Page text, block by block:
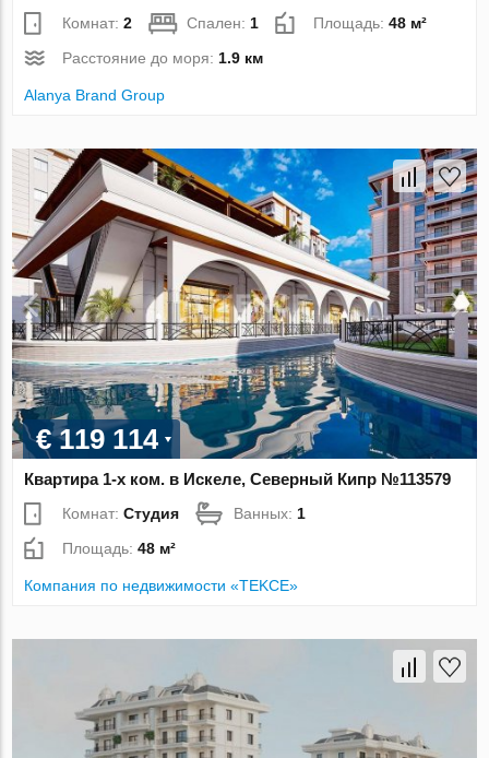
Комнат:2 Спален: 1 Площадь:48 м²
Расстояние до моря: 1.9 км
Alanya Brand Group
€ 119 114
Квартира 1-х ком. в Искеле, Северный Кипр №113579
Комнат:Студия Ванных: 1
Площадь:48 м²
Компания по недвижимости «TEKCE»